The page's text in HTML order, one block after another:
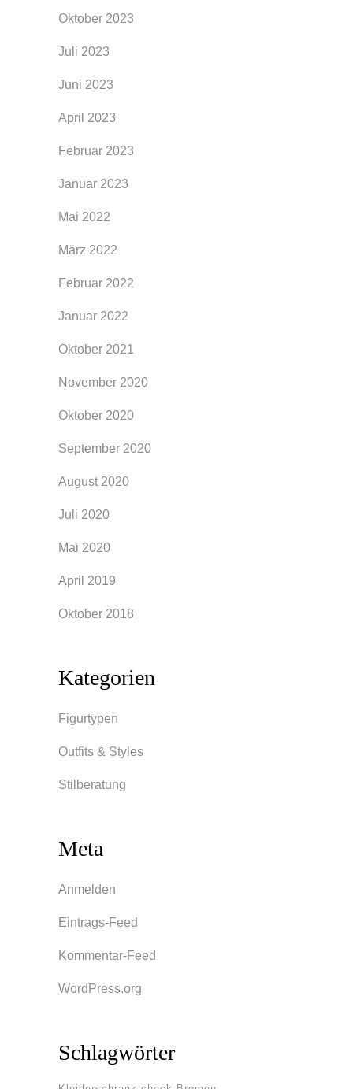
Oktober 2023
Juli 2023
Juni 2023
April 2023
Februar 2023
Januar 2023
Mai 2022
März 2022
Februar 2022
Januar 2022
Oktober 2021
November 2020
Oktober 2020
September 2020
August 2020
Juli 2020
Mai 2020
April 2019
Oktober 2018
Kategorien
Figurtypen
Outfits & Styles
Stilberatung
Meta
Anmelden
Eintrags-Feed
Kommentar-Feed
WordPress.org
Schlagwörter